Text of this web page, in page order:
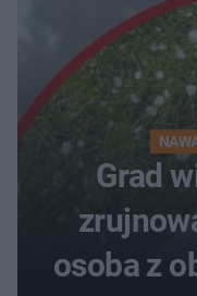
Grad
osoba z